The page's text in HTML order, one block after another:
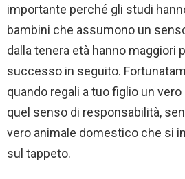
importante perché gli studi
bambini che assumono un
dalla tenera età hanno maggiori
successo in seguito.
quando regali a tuo figlio un
quel senso di responsabilità,
vero animale domestico che si
sul tappeto.